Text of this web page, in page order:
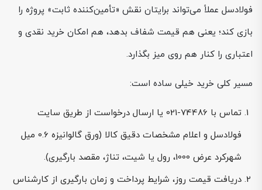
فولادسل عملاً می‌تواند برایتان نقش «تأمین‌کننده ثابت» پروژه را
بازی کند؛ یعنی هم قیمت شفاف بدهد، هم امکان خرید نقدی و
اعتباری را کنار هم روی میز بگذارد.
مسیر کلی خرید خیلی ساده است:
تماس با 74486-021 یا ارسال درخواست از طریق سایت
فولادسل و اعلام مشخصات دقیق کالا (ورق گالوانیزه 0.6 میل
شهرکرد عرض 1000، رول یا شیت، تناژ، مقصد بارگیری).
دریافت قیمت روز، شرایط پرداخت و زمان بارگیری از کارشناس